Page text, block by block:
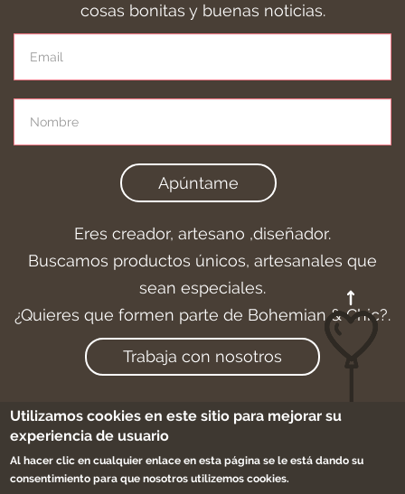
cosas bonitas y buenas noticias.
Apúntame
Eres creador, artesano ,diseñador.
Buscamos productos únicos, artesanales que
sean especiales.
¿Quieres que formen parte de Bohemian & Chic?.
Trabaja con nosotros
Aviso legal-Cookies
-Sitemap
Utilizamos cookies en este sitio para mejorar su
experiencia de usuario
Al hacer clic en cualquier enlace en esta página se le está dando su
consentimiento para que nosotros utilizemos cookies.